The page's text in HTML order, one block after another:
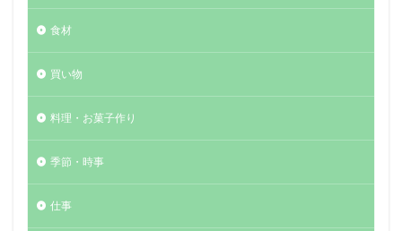
食材
買い物
料理・お菓子作り
季節・時事
仕事